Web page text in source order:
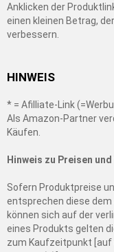
Anklicken der
einen kleinen Betrag,
verbessern.
HINWEIS
* = Afilliate-Link
Als Amazon-Partner
Käufen.
Hinweis zu Preisen
Sofern Produktpreise
entsprechen diese
können sich auf der
eines Produkts gelten
zum Kaufzeitpunkt